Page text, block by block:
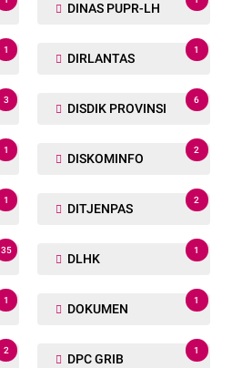
DINAS PUPR-LH
1
DIRLANTAS
1
3
DISDIK PROVINSI
6
1
DISKOMINFO
2
1
DITJENPAS
2
35
DLHK
1
1
DOKUMEN
1
2
DPC GRIB
1